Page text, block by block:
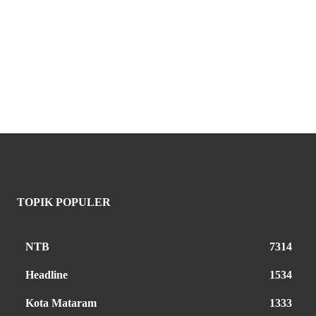
TOPIK POPULER
NTB 7314
Headline 1534
Kota Mataram 1333